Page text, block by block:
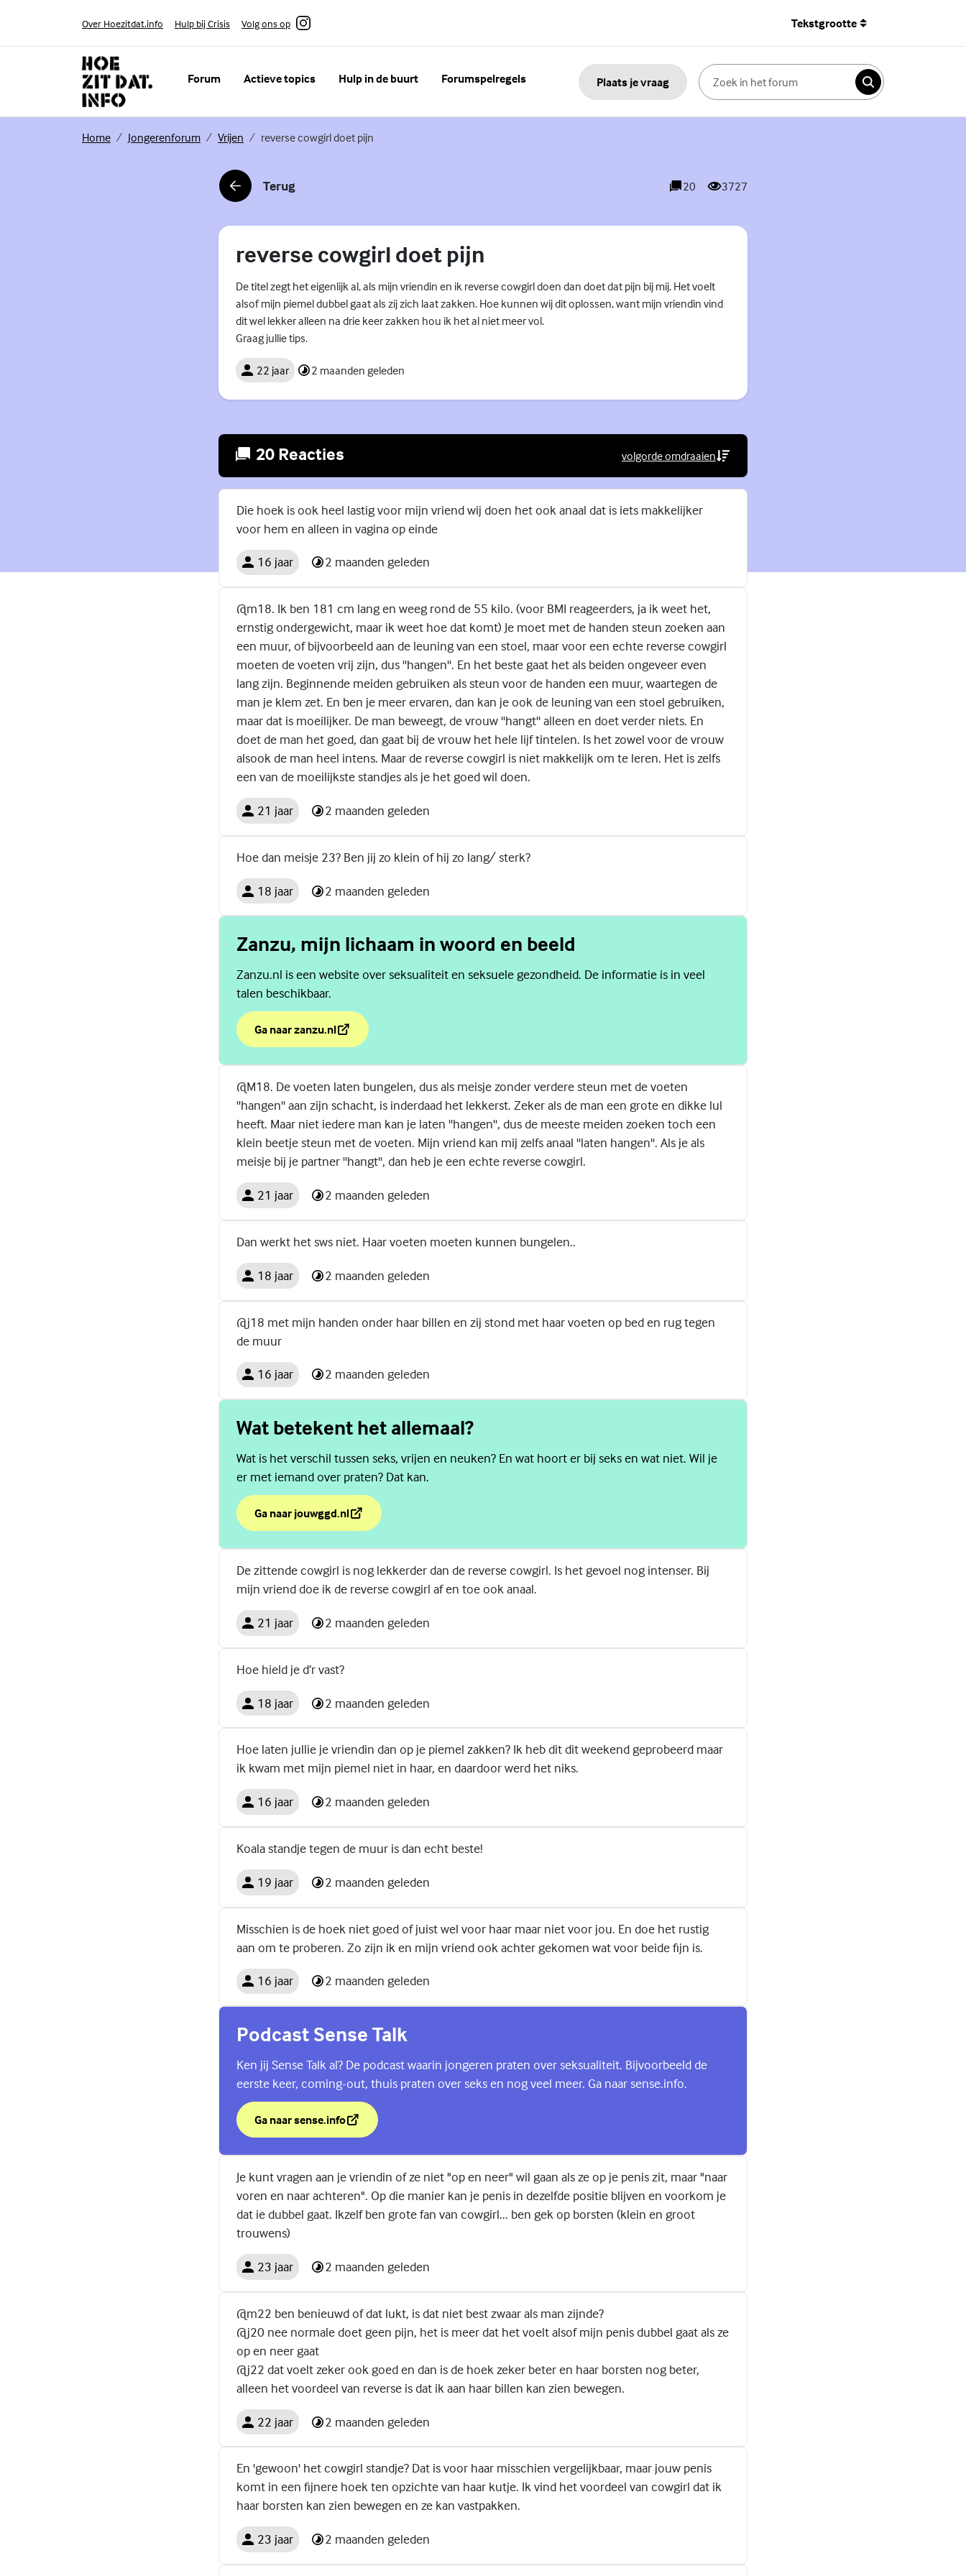
Over Hoezitdat.info Hulp bij Crisis Volg ons op
Instagram Tekstgrootte
Forum Actieve topics Hulp in de buurt Forumspelregels Plaats je vraag
Zoeken
Home(Externe link)
Jongerenforum(Externe link)
Vrijen (Externe link)
reverse cowgirl doet pijn
Terug
(Externe link) 20
reacties
3727
weergaves
reverse cowgirl doet pijn
De titel zegt het eigenlijk al, als mijn vriendin en ik reverse cowgirl doen dan doet dat pijn bij mij. Het voelt
alsof mijn piemel dubbel gaat als zij zich laat zakken. Hoe kunnen wij dit oplossen, want mijn vriendin vind
dit wel lekker alleen na drie keer zakken hou ik het al niet meer vol.
Graag jullie tips.
22 jaar 2 maanden geleden
20 Reacties volgorde omdraaien
(Externe link)
Die hoek is ook heel lastig voor mijn vriend wij doen het ook anaal dat is iets makkelijker
voor hem en alleen in vagina op einde
16 jaar 2 maanden geleden
@m18. Ik ben 181 cm lang en weeg rond de 55 kilo. (voor BMI reageerders, ja ik weet het,
ernstig ondergewicht, maar ik weet hoe dat komt) Je moet met de handen steun zoeken aan
een muur, of bijvoorbeeld aan de leuning van een stoel, maar voor een echte reverse cowgirl
moeten de voeten vrij zijn, dus ''hangen''. En het beste gaat het als beiden ongeveer even
lang zijn. Beginnende meiden gebruiken als steun voor de handen een muur, waartegen de
man je klem zet. En ben je meer ervaren, dan kan je ook de leuning van een stoel gebruiken,
maar dat is moeilijker. De man beweegt, de vrouw ''hangt'' alleen en doet verder niets. En
doet de man het goed, dan gaat bij de vrouw het hele lijf tintelen. Is het zowel voor de vrouw
alsook de man heel intens. Maar de reverse cowgirl is niet makkelijk om te leren. Het is zelfs
een van de moeilijkste standjes als je het goed wil doen.
21 jaar 2 maanden geleden
Hoe dan meisje 23? Ben jij zo klein of hij zo lang/ sterk?
18 jaar 2 maanden geleden
Zanzu, mijn lichaam in woord en beeld
Zanzu.nl is een website over seksualiteit en seksuele gezondheid. De informatie is in veel
talen beschikbaar.
Ga naar zanzu.nl
over Zanzu, mijn lichaam in woord en beeld
(Externe link)
@M18. De voeten laten bungelen, dus als meisje zonder verdere steun met de voeten
''hangen'' aan zijn schacht, is inderdaad het lekkerst. Zeker als de man een grote en dikke lul
heeft. Maar niet iedere man kan je laten ''hangen'', dus de meeste meiden zoeken toch een
klein beetje steun met de voeten. Mijn vriend kan mij zelfs anaal ''laten hangen''. Als je als
meisje bij je partner ''hangt'', dan heb je een echte reverse cowgirl.
21 jaar 2 maanden geleden
Dan werkt het sws niet. Haar voeten moeten kunnen bungelen..
18 jaar 2 maanden geleden
@j18 met mijn handen onder haar billen en zij stond met haar voeten op bed en rug tegen
de muur
16 jaar 2 maanden geleden
Wat betekent het allemaal?
Wat is het verschil tussen seks, vrijen en neuken? En wat hoort er bij seks en wat niet. Wil je
er met iemand over praten? Dat kan.
Ga naar jouwggd.nl
over Wat betekent het allemaal?
(Externe link)
De zittende cowgirl is nog lekkerder dan de reverse cowgirl. Is het gevoel nog intenser. Bij
mijn vriend doe ik de reverse cowgirl af en toe ook anaal.
21 jaar 2 maanden geleden
Hoe hield je d’r vast?
18 jaar 2 maanden geleden
Hoe laten jullie je vriendin dan op je piemel zakken? Ik heb dit dit weekend geprobeerd maar
ik kwam met mijn piemel niet in haar, en daardoor werd het niks.
16 jaar 2 maanden geleden
Koala standje tegen de muur is dan echt beste!
19 jaar 2 maanden geleden
Misschien is de hoek niet goed of juist wel voor haar maar niet voor jou. En doe het rustig
aan om te proberen. Zo zijn ik en mijn vriend ook achter gekomen wat voor beide fijn is.
16 jaar 2 maanden geleden
Podcast Sense Talk
Ken jij Sense Talk al? De podcast waarin jongeren praten over seksualiteit. Bijvoorbeeld de
eerste keer, coming-out, thuis praten over seks en nog veel meer. Ga naar sense.info.
Ga naar sense.info
over Podcast Sense Talk
(Externe link)
Je kunt vragen aan je vriendin of ze niet "op en neer" wil gaan als ze op je penis zit, maar "naar
voren en naar achteren". Op die manier kan je penis in dezelfde positie blijven en voorkom je
dat ie dubbel gaat. Ikzelf ben grote fan van cowgirl... ben gek op borsten (klein en groot
trouwens)
23 jaar 2 maanden geleden
@m22 ben benieuwd of dat lukt, is dat niet best zwaar als man zijnde?
@j20 nee normale doet geen pijn, het is meer dat het voelt alsof mijn penis dubbel gaat als ze
op en neer gaat
@j22 dat voelt zeker ook goed en dan is de hoek zeker beter en haar borsten nog beter,
alleen het voordeel van reverse is dat ik aan haar billen kan zien bewegen.
22 jaar 2 maanden geleden
En 'gewoon' het cowgirl standje? Dat is voor haar misschien vergelijkbaar, maar jouw penis
komt in een fijnere hoek ten opzichte van haar kutje. Ik vind het voordeel van cowgirl dat ik
haar borsten kan zien bewegen en ze kan vastpakken.
23 jaar 2 maanden geleden